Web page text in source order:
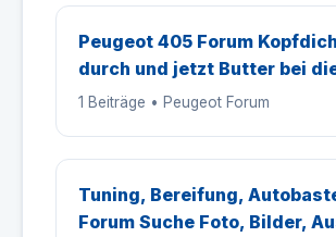
Peugeot 405 Forum
durch und jetzt Butter bei
1 Beiträge • Peugeot Forum
Tuning, Bereifung,
Forum Suche Foto, Bilder,